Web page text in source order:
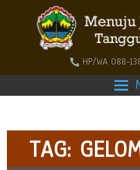
HP/WA 088-
TAG: